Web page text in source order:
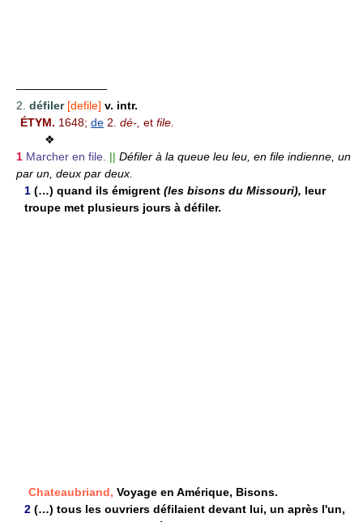
————————
2. défiler [defile] v. intr.
ÉTYM. 1648; de 2. dé-, et file.
❖
1 Marcher en file. || Défiler à la queue leu leu, en file indienne, un
par un, deux par deux.
1 (…) quand ils émigrent (les bisons du Missouri), leur
troupe met plusieurs jours à défiler.
Chateaubriand, Voyage en Amérique, Bisons.
2 (…) tous les ouvriers défilaient devant lui, un après l'un,